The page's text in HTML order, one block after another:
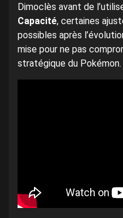
Dimoclès avant de
Capacité, certaines
possibles après
mise pour ne pas
stratégique du Pokémon.